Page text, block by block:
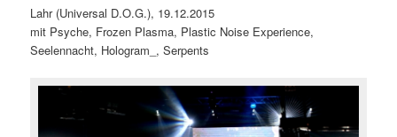
Lahr (Universal D.O.G.), 19.12.2015
mit Psyche, Frozen Plasma, Plastic Noise Experience,
Seelennacht, Hologram_, Serpents